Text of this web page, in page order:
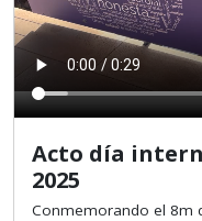
Acto día
2025
Conmemorando el 8m